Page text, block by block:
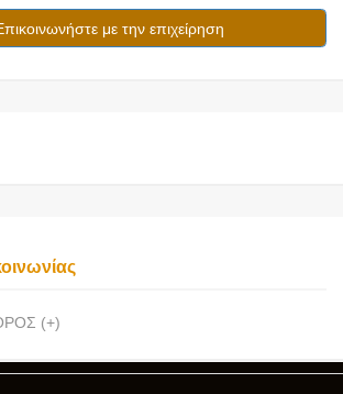
με την επιχείρηση
(+)